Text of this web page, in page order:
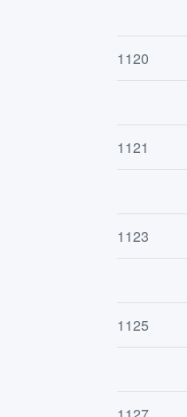
1120
1121
1123
1125